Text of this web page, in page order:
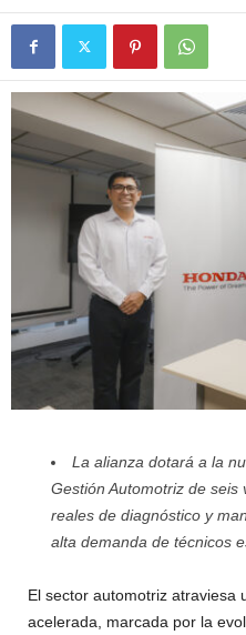
La alianza dotará a la
Gestión Automotriz de
reales de diagnóstico y
alta demanda de técnicos
El sector automotriz atraviesa
acelerada, marcada por la